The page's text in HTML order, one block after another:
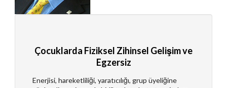
Çocuklarda Fiziksel Zihinsel Gelişim ve
Egzersiz
Enerjisi, hareketliliği, yaratıcılığı, grup üyeliğine